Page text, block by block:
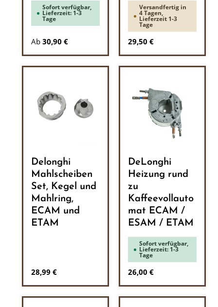
Sofort verfügbar,
Lieferzeit: 1-3
Tage
Ab 30,90 €
Versandfertig in
4 Tagen,
Lieferzeit 1-3
Tage
Regulärer Preis:
29,50 €
Delonghi
Mahlscheiben
Set, Kegel und
Mahlring,
ECAM und
ETAM
Regulärer Preis:
28,99 €
DeLonghi
Heizung rund
zu
Kaffeevollauto
mat ECAM /
ESAM / ETAM
Sofort verfügbar,
Lieferzeit: 1-3
Tage
Regulärer Preis:
26,00 €